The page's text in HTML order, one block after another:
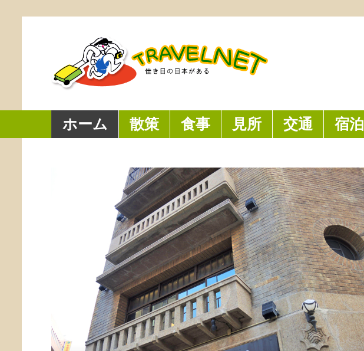
ホーム 散策 食事 見所 交通 宿泊